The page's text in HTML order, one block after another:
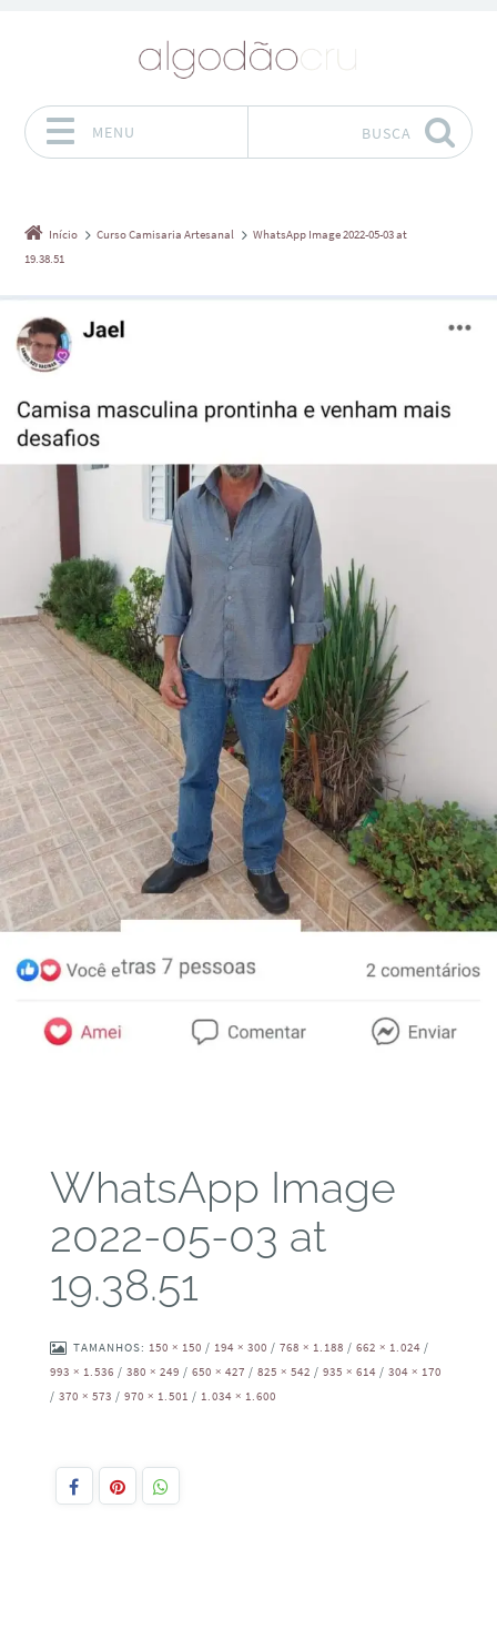
MENU BUSCA
Início Curso Camisaria Artesanal
WhatsApp Image 2022-05-03 at
19.38.51
WhatsApp Image
2022-05-03 at
19.38.51
TAMANHOS: 150 × 150 / 194 × 300 / 768 × 1.188 / 662 × 1.024 /
993 × 1.536 / 380 × 249 / 650 × 427 / 825 × 542 / 935 × 614 / 304 × 170
/ 370 × 573 / 970 × 1.501 / 1.034 × 1.600